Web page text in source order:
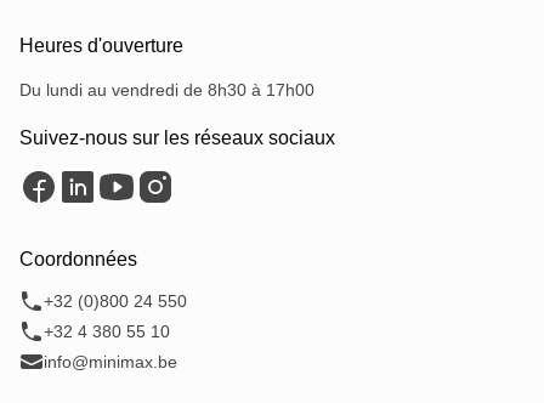
Heures d'ouverture
Du lundi au vendredi de 8h30 à 17h00
Suivez-nous sur les réseaux sociaux
Coordonnées
+32 (0)800 24 550
+32 4 380 55 10
info@minimax.be